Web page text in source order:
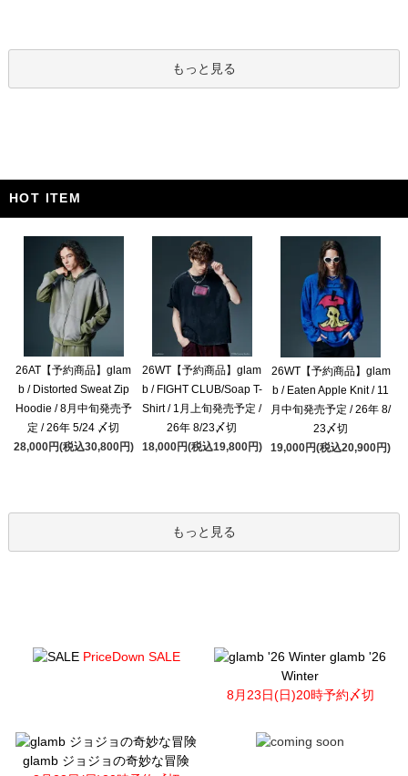
もっと見る
HOT ITEM
26AT【予約商品】glam
b / Distorted Sweat Zip
Hoodie / 8月中旬発売予
定 / 26年 5/24 〆切
28,000円(税込30,800円)
26WT【予約商品】glam
b / FIGHT CLUB/Soap T-
Shirt / 1月上旬発売予定 /
26年 8/23〆切
18,000円(税込19,800円)
26WT【予約商品】glam
b / Eaten Apple Knit / 11
月中旬発売予定 / 26年 8/
23〆切
19,000円(税込20,900円)
もっと見る
PriceDown SALE
glamb '26
Winter
8月23日(日)20時予約〆切
glamb ジョジョの奇妙な冒険